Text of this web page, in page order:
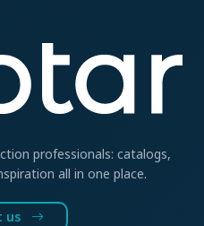
professionals: catalogs,
all in one place.
us